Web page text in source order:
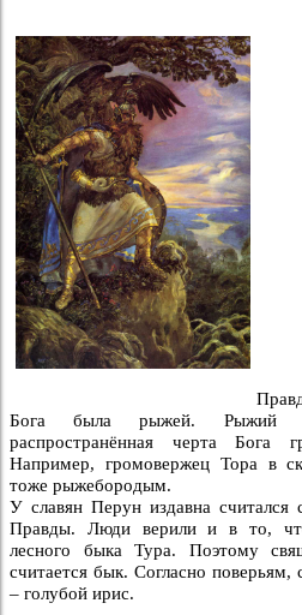
Бога была рыжей. Рыжий
распространённая черта Бога
Например, громовержец Тора в
тоже рыжебородым.
У славян Перун издавна
Правды. Люди верили и в то,
лесного быка Тура. Поэтому
считается бык. Согласно поверьям,
– голубой ирис.